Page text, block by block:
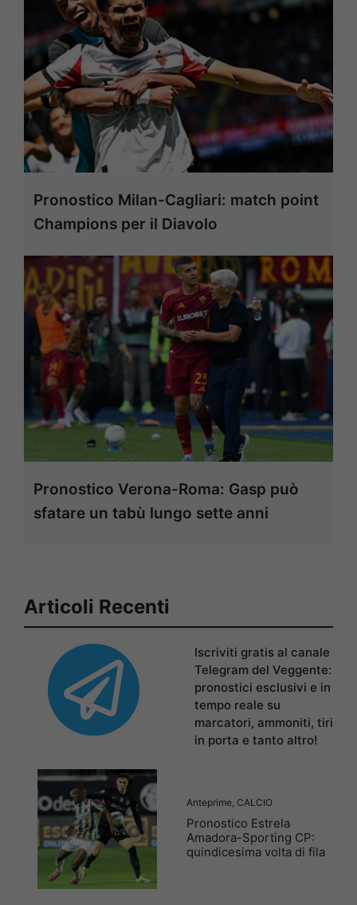
Pronostico Milan-Cagliari: match point
Champions per il Diavolo
Pronostico Verona-Roma: Gasp può
sfatare un tabù lungo sette anni
Articoli Recenti
Iscriviti gratis al canale
Telegram del Veggente:
pronostici esclusivi e in
tempo reale su
marcatori, ammoniti, tiri
in porta e tanto altro!
Anteprime CALCIO
Pronostico Estrela
Amadora-Sporting CP:
quindicesima volta di fila